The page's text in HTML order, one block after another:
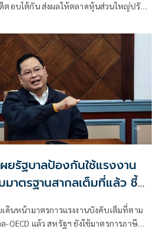
ตีตอบโต้กัน ส่งผลให้ตลาดหุ้นส่วนใหญ่ปรับ
ารตัดสินใจของธนาคารกลางต่างๆ
ยรัฐบาลป้องกันใช้แรงงาน
าตรฐานสากลเต็มที่แล้ว ชี้
รับตัวเจรจาคู่ค้ารายอื่น อย่า
สหรัฐ
เดินหน้ามาตรการแรงงานบังคับเต็มที่ตาม
-OECD แล้ว สหรัฐฯ ยังใช้มาตรการภาษี